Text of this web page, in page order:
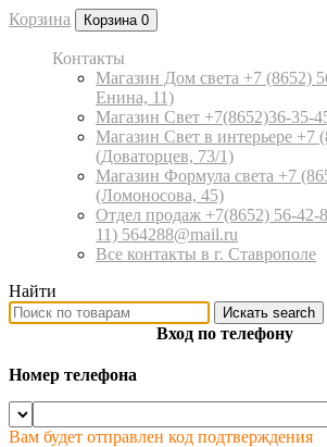
Корзина Корзина 0
Контакты
Магазин Дом света +7 (8652)
Енина, 11)
Магазин Свет +7(8652)36-35-
Магазин Свет в интерьере +7
(Доваторцев, 73/1)
Магазин Формула света +7
(Ломоносова, 45)
Отдел продаж +7(8652) 56-42-
11) 564288@mail.ru
Все контакты в г. Ставрополе
Найти
Искать search
Вход по телефону
Номер телефона
Вам будет отправлен код подтверждения